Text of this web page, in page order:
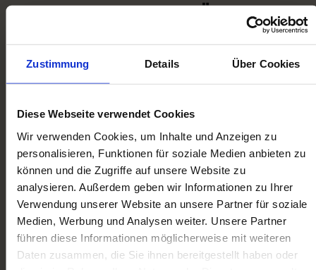
Zustimmung Details Über Cookies
Diese Webseite verwendet Cookies
Wir verwenden Cookies, um Inhalte und Anzeigen zu
personalisieren, Funktionen für soziale Medien anbieten zu
können und die Zugriffe auf unsere Website zu
analysieren. Außerdem geben wir Informationen zu Ihrer
Verwendung unserer Website an unsere Partner für soziale
Medien, Werbung und Analysen weiter. Unsere Partner
führen diese Informationen möglicherweise mit weiteren
Daten zusammen, die Sie ihnen bereitgestellt haben oder
UNKOMPLIZIERT, ZÜGIG
UND FAIR MODELLBAHNEN
KOMPLETT VERKAUFEN
Unser extra Service für Sie:
persönlich bei Ihnen vorbei. Bei kleineren
Ihnen das Versandmaterial und bezahlte
Paketscheine zur Verfügung.
Kontaktieren Sie uns noch heute per Telefon, E-
Mail oder Kontaktformular!